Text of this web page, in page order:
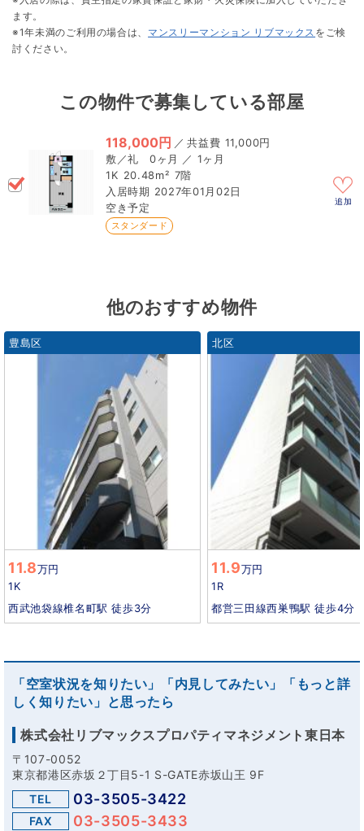
ます。
※1年未満のご利用の場合は、 マンスリーマンション リブマックス をご検
討ください。
この物件で募集している部屋
118,000円 ／
11,000円
0ヶ月 ／ 1ヶ月
1K 20.48m² 7階
2027年01月02日
空き予定
スタンダード
追加
他のおすすめ物件
豊島区
11.8万円
1K
西武池袋線椎名町駅 徒歩3分
北区
11.9万円
1R
都営三田線西巣鴨駅 徒歩4分
「空室状況を知りたい」「内見してみたい」「もっと詳
しく知りたい」と思ったら
株式会社リブマックスプロパティマネジメント東日本
〒107-0052
東京都港区赤坂２丁目5-1 S-GATE赤坂山王 9F
TEL
03-3505-3422
FAX 03-3505-3433